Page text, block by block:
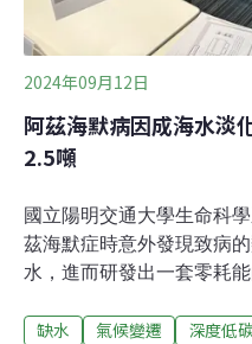
2024年09月12日
阿茲海默病因成海水淡
2.5噸
國立陽明交通大學生命科
茲海默症時意外發現致病
水，進而研發出一套零耗
可日產2.5噸的淡水，比傳
缺水 氣候變遷 深度低